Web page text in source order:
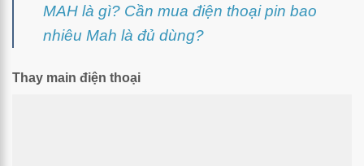
MAH là gì? Cần mua điện thoại pin bao
nhiêu Mah là đủ dùng?
Thay main điện thoại